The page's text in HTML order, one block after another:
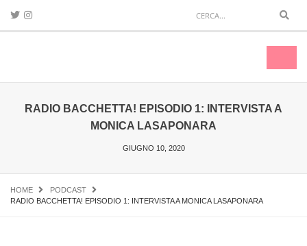
RADIO BACCHETTA! EPISODIO 1: INTERVISTA A
MONICA LASAPONARA
GIUGNO 10, 2020
HOME
PODCAST
RADIO BACCHETTA! EPISODIO 1: INTERVISTA A MONICA LASAPONARA